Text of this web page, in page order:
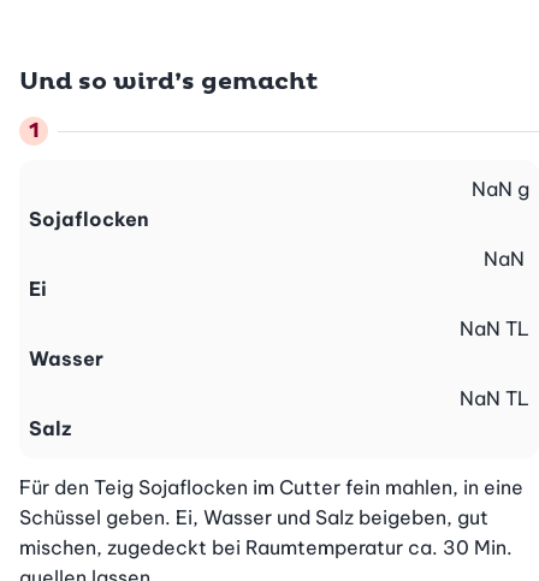
Und so wird’s gemacht
Sojaflocken
NaN g
Ei
NaN
Wasser
NaN TL
Salz
NaN TL
Für den Teig Sojaflocken im Cutter fein mahlen, in eine
Schüssel geben. Ei, Wasser und Salz beigeben, gut
mischen, zugedeckt bei Raumtemperatur ca. 30 Min.